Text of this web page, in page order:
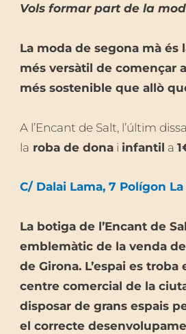
Vols formar part de la
La moda de segona mà és
més versàtil de començar
més sostenible que allò
A l’Encant de Salt, l’últim
la roba de donai infantil a
C/ Dalai Lama, 7 Polígon
La botiga de l’Encant de
emblemàtic de la venda
de Girona. L’espai es
centre comercial de la
disposar de grans espais
el correcte